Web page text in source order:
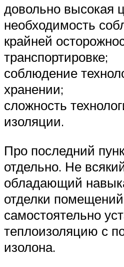
довольно высокая
необходимость
крайней
транспортировке;
соблюдение
хранении;
сложность
изоляции.
Про последний
отдельно. Не
обладающий
отделки
самостоятельно
теплоизоляцию с
изолона.